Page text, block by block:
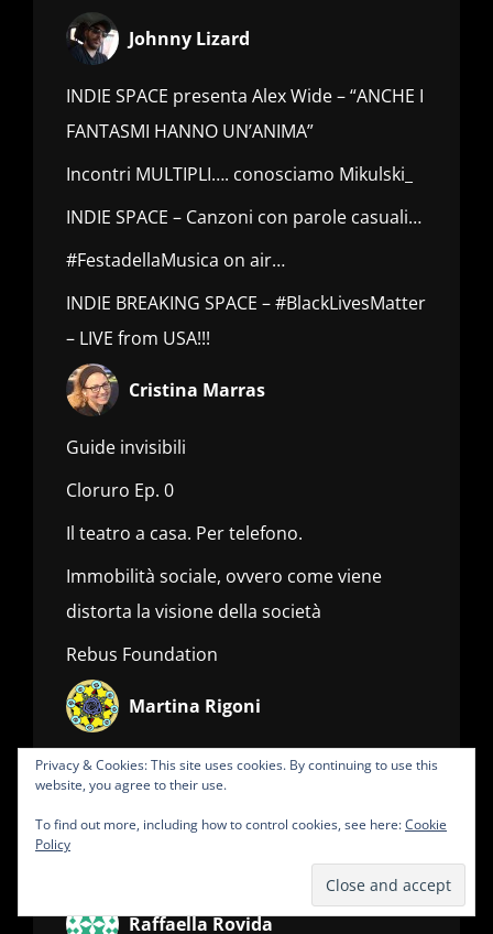
Johnny Lizard
INDIE SPACE presenta Alex Wide – “ANCHE I
FANTASMI HANNO UN’ANIMA”
Incontri MULTIPLI…. conosciamo Mikulski_
INDIE SPACE – Canzoni con parole casuali…
#FestadellaMusica on air…
INDIE BREAKING SPACE – #BlackLivesMatter
– LIVE from USA!!!
Cristina Marras
Guide invisibili
Cloruro Ep. 0
Il teatro a casa. Per telefono.
Immobilità sociale, ovvero come viene
distorta la visione della società
Rebus Foundation
Martina Rigoni
Un iceberg chiamato “Cenerentola”
Raffaella Rovida
Privacy & Cookies: This site uses cookies. By continuing to use this
website, you agree to their use.
To find out more, including how to control cookies, see here:Cookie
Policy